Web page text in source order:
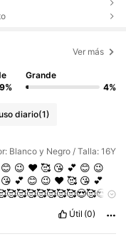
Ver más
Grande
4%
diario(1)
Blanco y Negro / Talla: 16Y
😊 😉 ♥️🥰 😘 💕 😊 😉
😘 💕 😊 😉 ♥️🥰 😘 💕
Útil (0)